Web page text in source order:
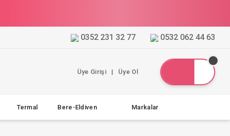
0352 231 32 77 0532 062 44 63
Üye Girişi | Üye Ol
Termal Bere-Eldiven Markalar